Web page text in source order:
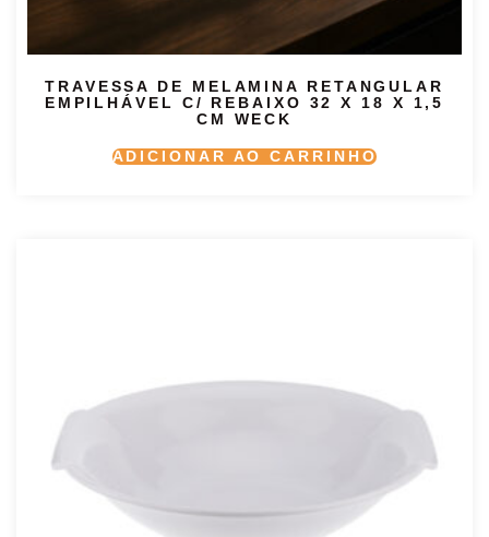
TRAVESSA DE MELAMINA RETANGULAR
EMPILHÁVEL C/ REBAIXO 32 X 18 X 1,5
CM WECK
ADICIONAR AO CARRINHO